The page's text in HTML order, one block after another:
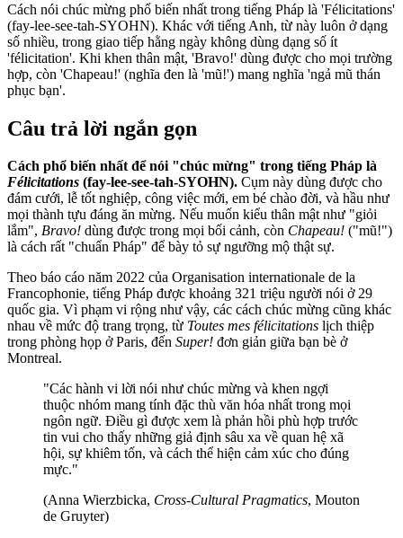
Cách nói chúc mừng phổ biến nhất trong tiếng Pháp là 'Félicitations'
(fay-lee-see-tah-SYOHN). Khác với tiếng Anh, từ này luôn ở dạng
số nhiều, trong giao tiếp hằng ngày không dùng dạng số ít
'félicitation'. Khi khen thân mật, 'Bravo!' dùng được cho mọi trường
hợp, còn 'Chapeau!' (nghĩa đen là 'mũ!') mang nghĩa 'ngả mũ thán
phục bạn'.
Câu trả lời ngắn gọn
Cách phổ biến nhất để nói "chúc mừng" trong tiếng Pháp là
Félicitations (fay-lee-see-tah-SYOHN). Cụm này dùng được cho
đám cưới, lễ tốt nghiệp, công việc mới, em bé chào đời, và hầu như
mọi thành tựu đáng ăn mừng. Nếu muốn kiểu thân mật như "giỏi
lắm", Bravo! dùng được trong mọi bối cảnh, còn Chapeau! ("mũ!")
là cách rất "chuẩn Pháp" để bày tỏ sự ngưỡng mộ thật sự.
Theo báo cáo năm 2022 của Organisation internationale de la
Francophonie, tiếng Pháp được khoảng 321 triệu người nói ở 29
quốc gia. Vì phạm vi rộng như vậy, các cách chúc mừng cũng khác
nhau về mức độ trang trọng, từ Toutes mes félicitations lịch thiệp
trong phòng họp ở Paris, đến Super! đơn giản giữa bạn bè ở
Montreal.
"Các hành vi lời nói như chúc mừng và khen ngợi
thuộc nhóm mang tính đặc thù văn hóa nhất trong mọi
ngôn ngữ. Điều gì được xem là phản hồi phù hợp trước
tin vui cho thấy những giả định sâu xa về quan hệ xã
hội, sự khiêm tốn, và cách thể hiện cảm xúc cho đúng
mực."
(Anna Wierzbicka, Cross-Cultural Pragmatics, Mouton
de Gruyter)